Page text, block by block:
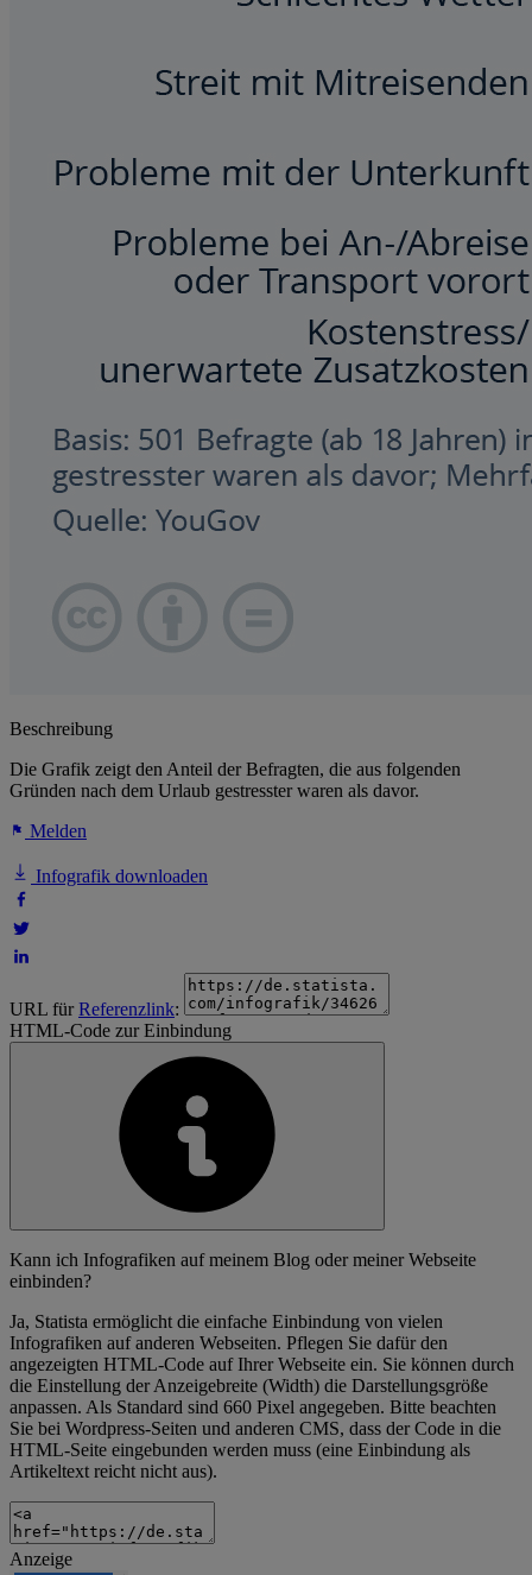
Beschreibung
Die Grafik zeigt den Anteil der Befragten, die aus folgenden
Gründen nach dem Urlaub gestresster waren als davor.
Melden
Infografik downloaden
URL fürReferenzlink:
HTML-Code zur Einbindung
Kann ich Infografiken auf meinem Blog oder meiner Webseite
einbinden?
Ja, Statista ermöglicht die einfache Einbindung von vielen
Infografiken auf anderen Webseiten. Pflegen Sie dafür den
angezeigten HTML-Code auf Ihrer Webseite ein. Sie können durch
die Einstellung der Anzeigebreite (Width) die Darstellungsgröße
anpassen. Als Standard sind 660 Pixel angegeben. Bitte beachten
Sie bei Wordpress-Seiten und anderen CMS, dass der Code in die
HTML-Seite eingebunden werden muss (eine Einbindung als
Artikeltext reicht nicht aus).
Anzeige